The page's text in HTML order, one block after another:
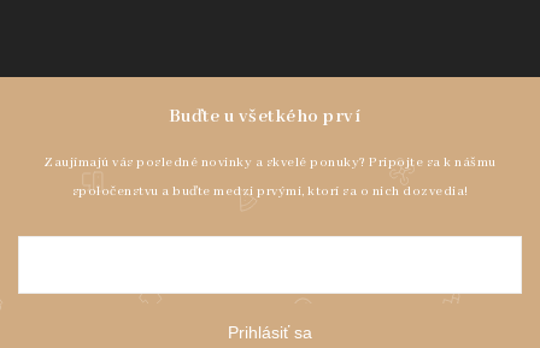
Prihlásiť sa